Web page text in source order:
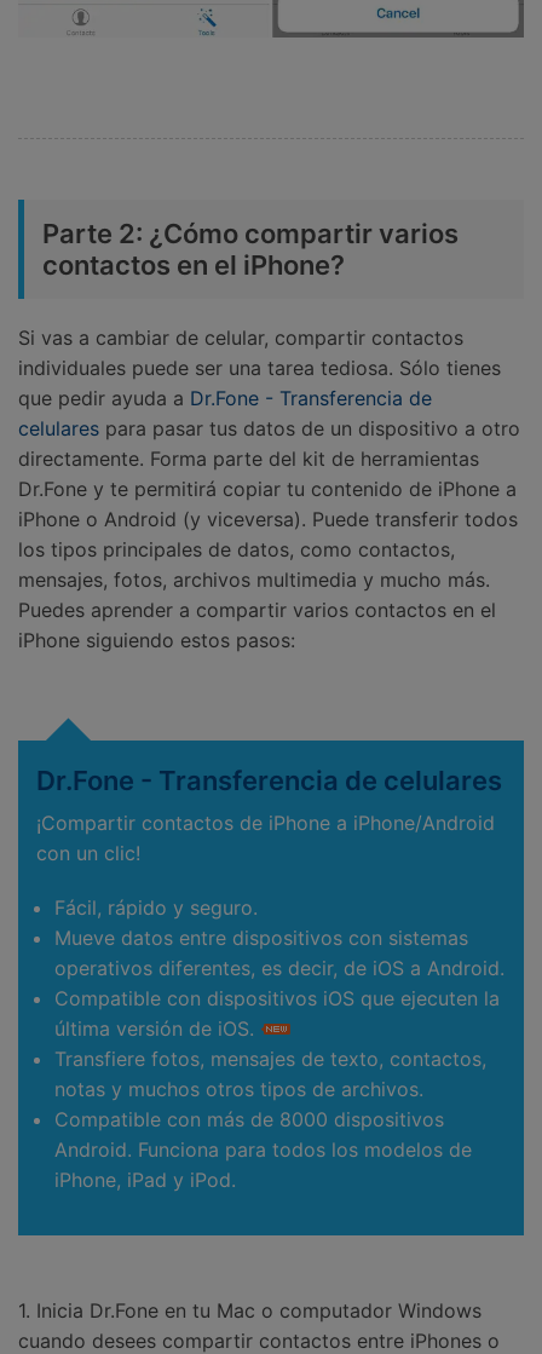
Parte 2: ¿Cómo compartir varios
contactos en el iPhone?
Si vas a cambiar de celular, compartir contactos
individuales puede ser una tarea tediosa. Sólo tienes
que pedir ayuda a Dr.Fone - Transferencia de
celulares para pasar tus datos de un dispositivo a otro
directamente. Forma parte del kit de herramientas
Dr.Fone y te permitirá copiar tu contenido de iPhone a
iPhone o Android (y viceversa). Puede transferir todos
los tipos principales de datos, como contactos,
mensajes, fotos, archivos multimedia y mucho más.
Puedes aprender a compartir varios contactos en el
iPhone siguiendo estos pasos:
Dr.Fone - Transferencia de celulares
¡Compartir contactos de iPhone a iPhone/Android
con un clic!
Fácil, rápido y seguro.
Mueve datos entre dispositivos con sistemas
operativos diferentes, es decir, de iOS a Android.
Compatible con dispositivos iOS que ejecuten la
última versión de iOS.
Transfiere fotos, mensajes de texto, contactos,
notas y muchos otros tipos de archivos.
Compatible con más de 8000 dispositivos
Android. Funciona para todos los modelos de
iPhone, iPad y iPod.
1. Inicia Dr.Fone en tu Mac o computador Windows
cuando desees compartir contactos entre iPhones o